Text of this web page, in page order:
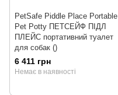
PetSafe Piddle Place Portable
Pet Potty ПЕТСЕЙФ ПІДЛ
ПЛЕЙС портативний туалет
для собак ()
6 411 грн
Немає в наявності